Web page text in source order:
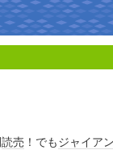
読売 ！でもジャイア